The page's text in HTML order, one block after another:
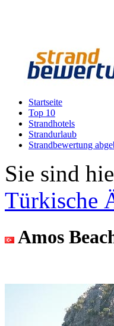
Startseite
Top 10
Strandhotels
Strandurlaub
Strandbewertung
Sie sind
Türkische
Amos